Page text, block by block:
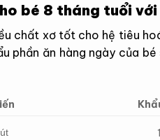
bé 8 tháng tuổi với
chất xơ tốt cho hệ tiêu
phần ăn hàng ngày của